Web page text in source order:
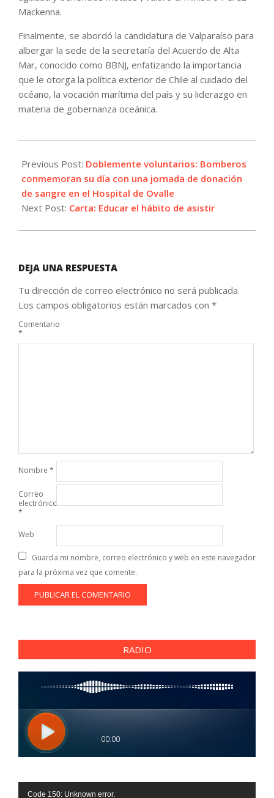
Mackenna.
Finalmente, se abordó la candidatura de Valparaíso para
albergar la sede de la secretaría del Acuerdo de Alta
Mar, conocido como BBNJ, enfatizando la importancia
que le otorga la política exterior de Chile al cuidado del
océano, la vocación marítima del país y su liderazgo en
materia de gobernanza oceánica.
07-
01
Previous Post: Doblemente voluntarios: Bomberos
conmemoran su día con una jornada de donación
de sangre en el Hospital de Ovalle
Next Post: Carta: Educar el hábito de asistir
DEJA UNA RESPUESTA
Tu dirección de correo electrónico no será publicada.
Los campos obligatorios están marcados con *
Comentario
*
Nombre *
Correo
electrónico
*
Web
Guarda mi nombre, correo electrónico y web en este navegador
para la próxima vez que comente.
RADIO
Reproductor
Code 150: Unknown error.